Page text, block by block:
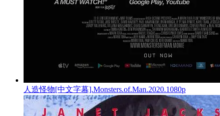
人造怪物[中文字幕].Monsters.of.Man.2020.1080p